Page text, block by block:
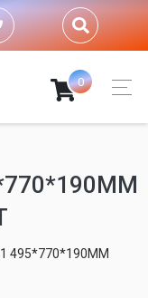
0
495*770*190ММ